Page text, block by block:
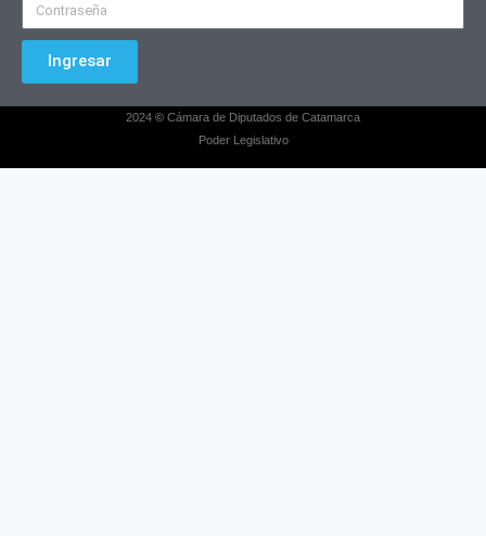
Ingresar
2024 © Cámara de Diputados de Catamarca
Poder Legislativo